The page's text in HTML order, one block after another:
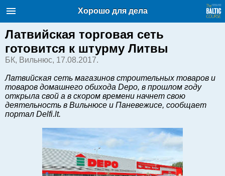
Балтийский курс. Новости и
аналитика
English
Очерки по новейшей истории
Латвии
Хорошо для дела
Аналитика
Инвестиции
Транспорт
Энергетика
Хорошо для дела
Латвийская торговая сеть
готовится к штурму Литвы
БК, Вильнюс, 17.08.2017.
Латвийская сеть магазинов строительных товаров и
товаров домашнего обихода Depo, в прошлом году
открыла свой а в скором времени начнет свою
деятельность в Вильнюсе и Паневежисе, сообщает
портал Delfi.lt.